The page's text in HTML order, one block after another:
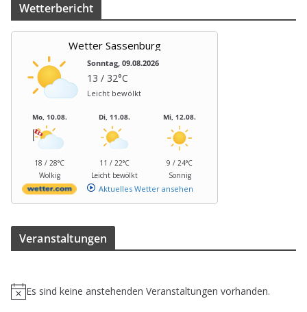
Wet­ter­be­richt
Wetter Sassenburg
Sonntag, 09.08.2026
13 / 32°C
Leicht bewölkt
Mo, 10.08.
18 / 28°C
Wolkig
Di, 11.08.
11 / 22°C
Leicht bewölkt
Mi, 12.08.
9 / 24°C
Sonnig
Aktuelles Wetter ansehen
Ver­an­stal­tun­gen
H
Es sind keine anstehenden Veranstaltungen vorhanden.